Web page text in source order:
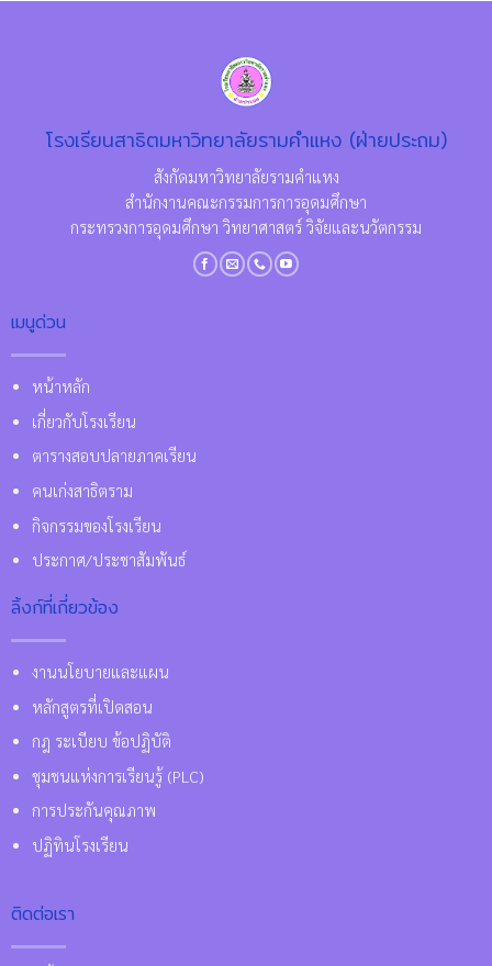
โรงเรียนสาธิตมหาวิทยาลัยรามคำแหง (ฝ่ายประถม)
สังกัดมหาวิทยาลัยรามคำแหง
สำนักงานคณะกรรมการการอุดมศึกษา
กระทรวงการอุดมศึกษา วิทยาศาสตร์ วิจัยและนวัตกรรม
เมนูด่วน
หน้าหลัก
เกี่ยวกับโรงเรียน
ตารางสอบปลายภาคเรียน
คนเก่งสาธิตราม
กิจกรรมของโรงเรียน
ประกาศ/ประชาสัมพันธ์
ลิ้งก์ที่เกี่ยวข้อง
งานนโยบายและแผน
หลักสูตรที่เปิดสอน
กฎ ระเบียบ ข้อปฏิบัติ
ชุมชนแห่งการเรียนรู้ (PLC)
การประกันคุณภาพ
ปฏิทินโรงเรียน
ติดต่อเรา